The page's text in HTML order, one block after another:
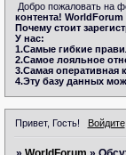
Добро пожаловать на
контента! WorldForum
Почему стоит
У нас:
1.Самые гибкие
2.Самое лояльное
3.Самая оперативная
4.Эту базу данных
Привет, Гость! Войдите